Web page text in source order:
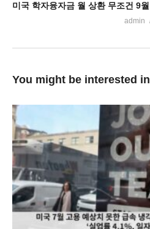
admin
You might be interested in